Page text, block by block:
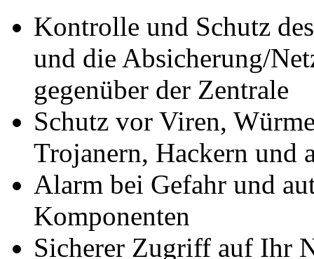
Kontrolle und Schutz
und die Absicherung/
gegenüber der Zentrale
Schutz vor Viren,
Trojanern, Hackern und
Alarm bei Gefahr und
Komponenten
Sicherer Zugriff auf Ihr